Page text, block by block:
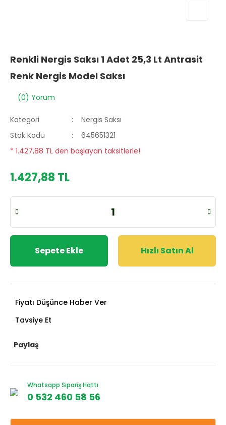
Renkli Nergis Saksı 1 Adet 25,3 Lt Antrasit
Renk Nergis Model Saksı
(0) Yorum
Kategori
Nergis Saksı
Stok Kodu
645651321
* 1.427,88 TL den başlayan taksitlerle!
1.427,88 TL
Sepete Ekle Hızlı Satın Al
Fiyatı Düşünce Haber Ver
Tavsiye Et
Paylaş
Whatsapp Sipariş Hattı
0 532 460 58 56